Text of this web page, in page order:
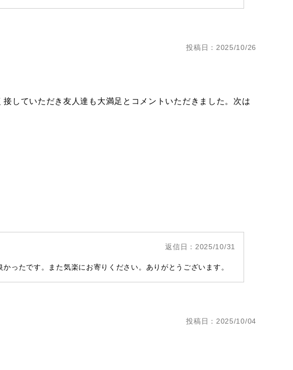
投稿日：2025/10/26
していただき友人達も大満足とコメントいただきました。次は
返信日：2025/10/31
ったです。また気楽にお寄りください。ありがとうございます。
投稿日：2025/10/04